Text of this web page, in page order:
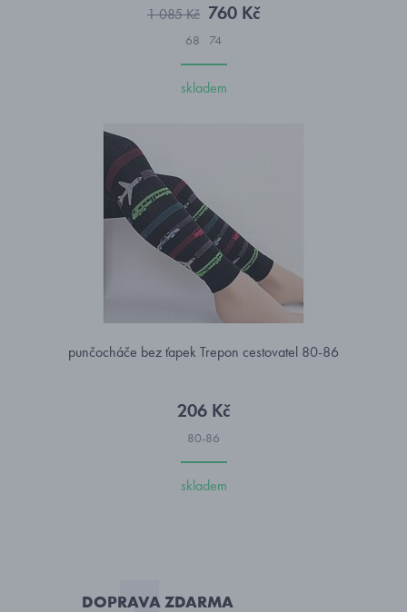
1 085 Kč 760 Kč
68 74
skladem
punčocháče bez ťapek Trepon cestovatel 80-86
206 Kč
80-86
skladem
DOPRAVA ZDARMA